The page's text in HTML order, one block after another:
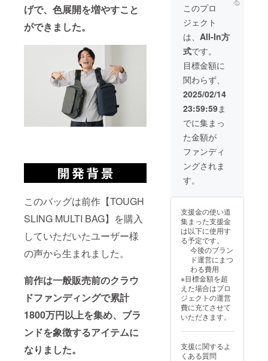
げで、色展開を増やすこと
ができました。
このバッグは前作【TOUGH
SLING MULTI BAG】を購入
していただいたユーザー様
の声から生まれました。
前作は一般販売前のクラウ
ドファンディングで累計
1800万円以上を集め、ブラ
ンドを象徴するアイテムに
なりました。
27%OF
Fでご提
供 ■リ
ターン
価格に
は送料
と消費
税が含
まれて
います
このプロ
ジェクト
は、 All-In方
式です。
目標金額に
関わらず、
2025/02/14
23:59:59ま
でに集まっ
た金額が
ファンディ
ングされま
す。
支援金の使い道
集まった支援金
は以下に使用す
る予定です。
今後のブラン
ド運営にまつ
わる費用
※目標金額を超
えた場合はプロ
ジェクトの運営
費に充てさせて
いただきます。
支援に関するよ
くある質問